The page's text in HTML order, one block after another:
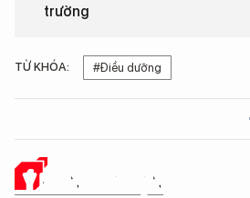
trường
TỪ KHÓA: #Điều dưỡng
Ý KIẾN CỦA BẠN